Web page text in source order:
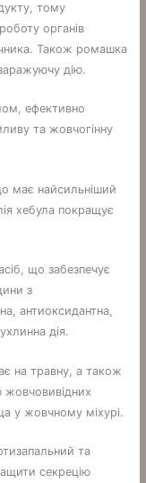
тому
органів
Також ромашка
дію.
ефективно
та жовчогінну
має найсильніший
хебула покращує
що забезпечує
з
антиоксидантна,
дія.
на травну, а також
жовчовивідних
у жовчному міхурі.
та
секрецію